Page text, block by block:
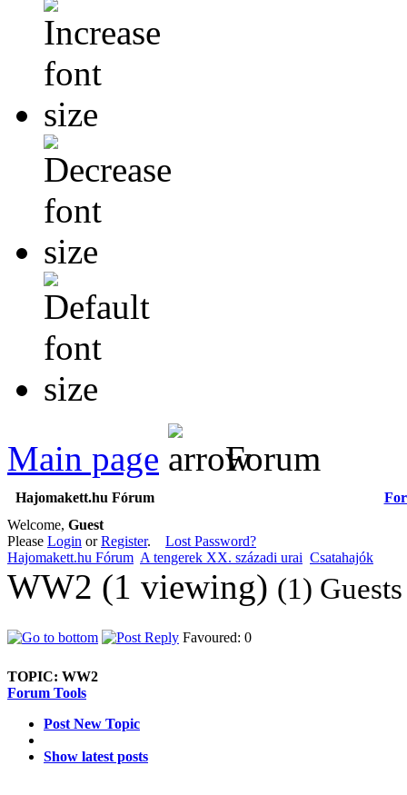
Main page Forum
Hajomakett.hu Fórum
Welcome, Guest
Please Login orRegister. Lost Password?
Hajomakett.hu Fórum A tengerek XX. századi urai Csatahajók
WW2 (1 viewing) (1) Guests
Favoured: 0
TOPIC: WW2
Forum Tools
Post New Topic
Show latest posts